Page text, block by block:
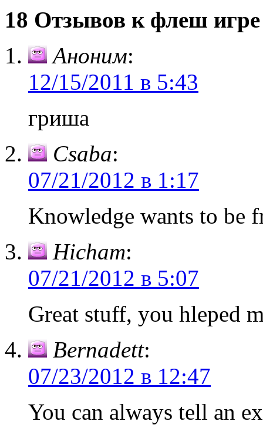
18 Отзывов к флеш
Аноним:
12/15/2011 в 5:43
гриша
Csaba:
07/21/2012 в 1:17
Knowledge wants to be
Hicham:
07/21/2012 в 5:07
Great stuff, you hleped
Bernadett:
07/23/2012 в 12:47
You can always tell an